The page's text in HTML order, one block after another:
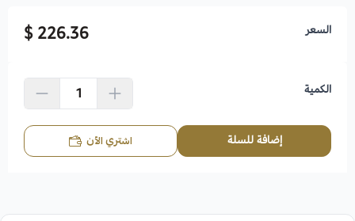
السعر 226.36 $
الكمية
إضافة للسلة اشتري الآن